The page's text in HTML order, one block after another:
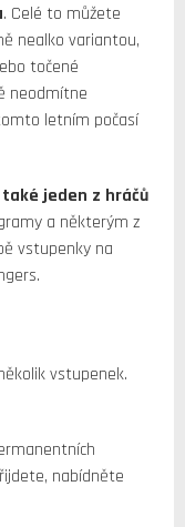
. Celé to můžete
nealko variantou,
točené
neodmítne
letním počasí
jeden z hráčů
a některým z
vstupenky na
vstupenek.
nabídněte